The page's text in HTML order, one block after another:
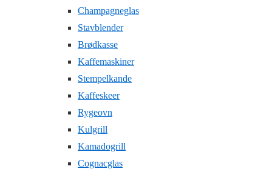
Champagneglas
Stavblender
Brødkasse
Kaffemaskiner
Stempelkande
Kaffeskeer
Rygeovn
Kulgrill
Kamadogrill
Cognacglas